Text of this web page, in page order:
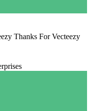
Thanks For Vecteezy